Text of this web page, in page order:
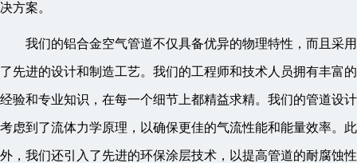
决方案。
我们的铝合金空气管道不仅具备优异的物理特性，而且采用
了先进的设计和制造工艺。我们的工程师和技术人员拥有丰富的
经验和专业知识，在每一个细节上都精益求精。我们的管道设计
考虑到了流体力学原理，以确保更佳的气流性能和能量效率。此
外，我们还引入了先进的环保涂层技术，以提高管道的耐腐蚀性